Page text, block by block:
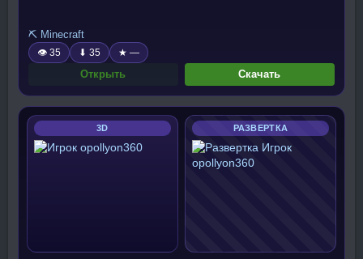
⛏️ Minecraft
👁 35 ⬇ 35 ★ —
Открыть Скачать
3D РАЗВЕРТКА